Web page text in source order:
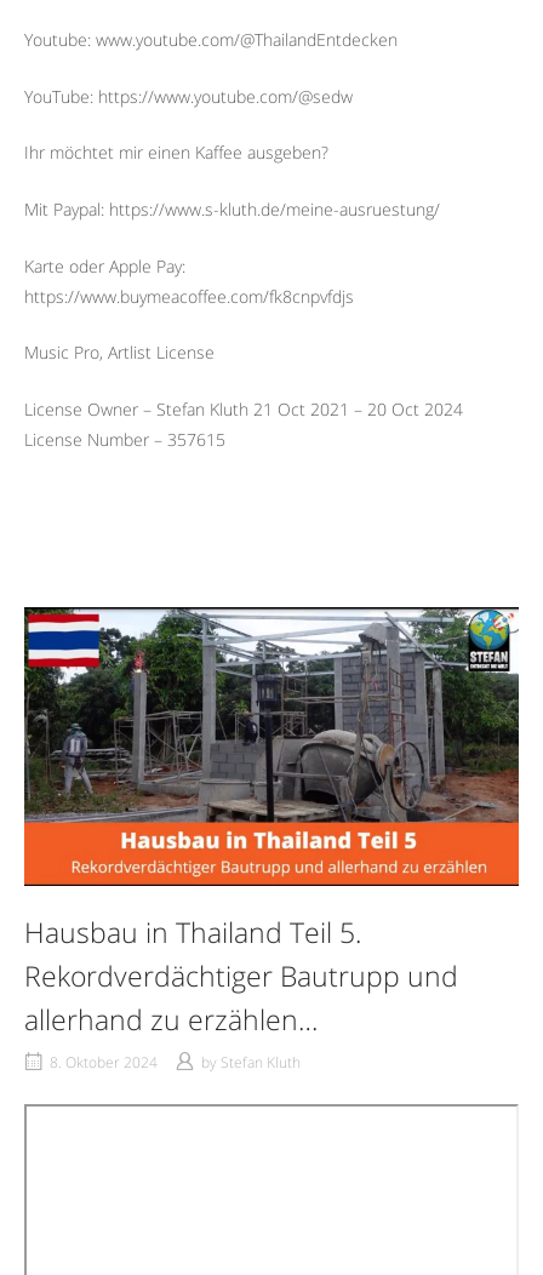
Youtube: www.youtube.com/@ThailandEntdecken
YouTube: https://www.youtube.com/@sedw
Ihr möchtet mir einen Kaffee ausgeben?
Mit Paypal: https://www.s-kluth.de/meine-ausruestung/
Karte oder Apple Pay:
https://www.buymeacoffee.com/fk8cnpvfdjs
Music Pro, Artlist License
License Owner – Stefan Kluth 21 Oct 2021 – 20 Oct 2024
License Number – 357615
Hausbau in Thailand Teil 5.
Rekordverdächtiger Bautrupp und
allerhand zu erzählen…
8. Oktober 2024 by Stefan Kluth